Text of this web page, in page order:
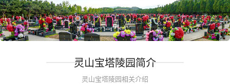
灵山宝塔陵园简介
灵山宝塔陵园相关介绍